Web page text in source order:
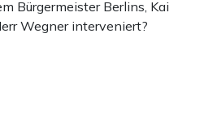
Bürgermeister Berlins, Kai
Wegner interveniert?